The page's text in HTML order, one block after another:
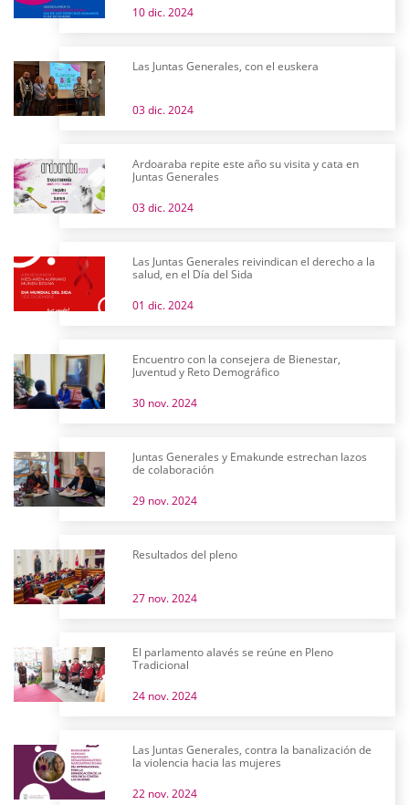
10 dic. 2024
Las Juntas Generales, con el euskera
03 dic. 2024
Ardoaraba repite este año su visita y cata en
Juntas Generales
03 dic. 2024
Las Juntas Generales reivindican el derecho a la
salud, en el Día del Sida
01 dic. 2024
Encuentro con la consejera de Bienestar,
Juventud y Reto Demográfico
30 nov. 2024
Juntas Generales y Emakunde estrechan lazos
de colaboración
29 nov. 2024
Resultados del pleno
27 nov. 2024
El parlamento alavés se reúne en Pleno
Tradicional
24 nov. 2024
Las Juntas Generales, contra la banalización de
la violencia hacia las mujeres
22 nov. 2024